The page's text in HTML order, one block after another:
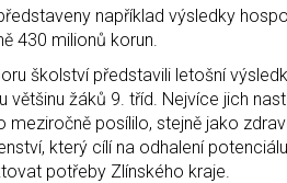
například výsledky
430 milionů korun.
školství představili letošní
většinu žáků 9. tříd. Nejvíce jich
meziročně posílilo, stejně jako
který cílí na odhalení
potřeby Zlínského kraje.